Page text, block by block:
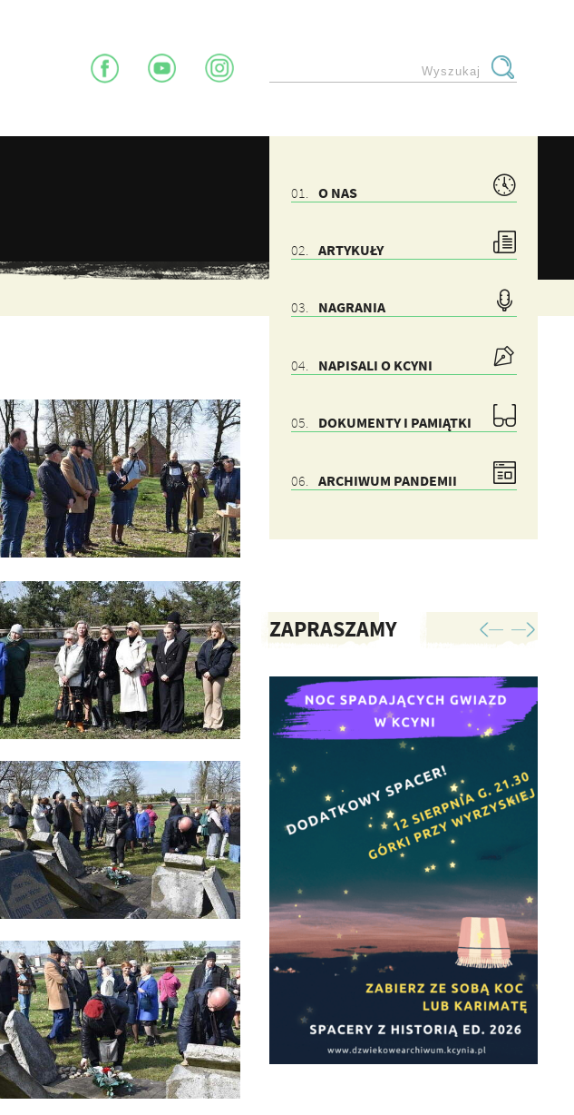
O NAS
ARTYKUŁY
NAGRANIA
NAPISALI O KCYNI
DOKUMENTY I PAMIĄTKI
ARCHIWUM PANDEMII
ZAPRASZAMY